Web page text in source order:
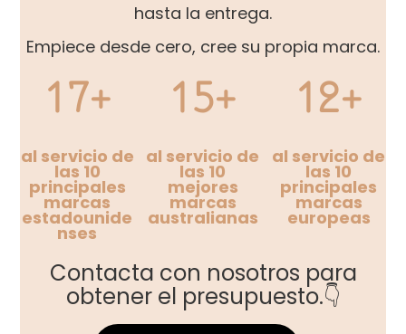
hasta la entrega.
Empiece desde cero, cree su propia marca.
17+
al servicio de
las 10
principales
marcas
estadounide
nses
15+
al servicio de
las 10
mejores
marcas
australianas
12+
al servicio de
las 10
principales
marcas
europeas
Contacta con nosotros para
obtener el presupuesto.👇